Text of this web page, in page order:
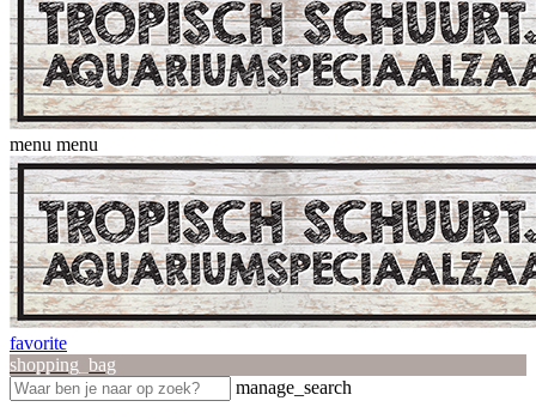
menu menu
favorite
shopping_bag
manage_search